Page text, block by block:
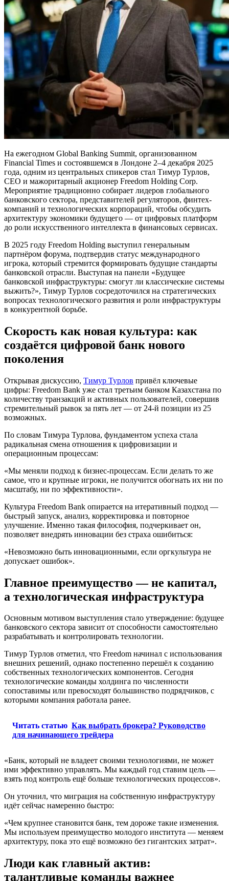
На ежегодном Global Banking Summit, организованном
Financial Times и состоявшемся в Лондоне 2–4 декабря 2025
года, одним из центральных спикеров стал Тимур Турлов,
CEO и мажоритарный акционер Freedom Holding Corp.
Мероприятие традиционно собирает лидеров глобального
банковского сектора, представителей регуляторов, финтех-
компаний и технологических корпораций, чтобы обсудить
архитектуру экономики будущего — от цифровых платформ
до роли искусственного интеллекта в финансовых сервисах.
В 2025 году Freedom Holding выступил генеральным
партнёром форума, подтвердив статус международного
игрока, который стремится формировать будущие стандарты
банковской отрасли. Выступая на панели «Будущее
банковской инфраструктуры: смогут ли классические системы
выжить?», Тимур Турлов сосредоточился на стратегических
вопросах технологического развития и роли инфраструктуры
в конкурентной борьбе.
Скорость как новая культура: как
создаётся цифровой банк нового
поколения
Открывая дискуссию, Тимур Турлов привёл ключевые
цифры: Freedom Bank уже стал третьим банком Казахстана по
количеству транзакций и активных пользователей, совершив
стремительный рывок за пять лет — от 24-й позиции из 25
возможных.
По словам Тимура Турлова, фундаментом успеха стала
радикальная смена отношения к цифровизации и
операционным процессам:
«Мы меняли подход к бизнес-процессам. Если делать то же
самое, что и крупные игроки, не получится обогнать их ни по
масштабу, ни по эффективности».
Культура Freedom Bank опирается на итеративный подход —
быстрый запуск, анализ, корректировка и повторное
улучшение. Именно такая философия, подчеркивает он,
позволяет внедрять инновации без страха ошибиться:
«Невозможно быть инновационными, если оргкультура не
допускает ошибок».
Главное преимущество — не капитал,
а технологическая инфраструктура
Основным мотивом выступления стало утверждение: будущее
банковского сектора зависит от способности самостоятельно
разрабатывать и контролировать технологии.
Тимур Турлов отметил, что Freedom начинал с использования
внешних решений, однако постепенно перешёл к созданию
собственных технологических компонентов. Сегодня
технологические команды холдинга по численности
сопоставимы или превосходят большинство подрядчиков, с
которыми компания работала ранее.
Читать статью Как выбрать брокера? Руководство
для начинающего трейдера
«Банк, который не владеет своими технологиями, не может
ими эффективно управлять. Мы каждый год ставим цель —
взять под контроль ещё больше технологических процессов».
Он уточнил, что миграция на собственную инфраструктуру
идёт сейчас намеренно быстро:
«Чем крупнее становится банк, тем дороже такие изменения.
Мы используем преимущество молодого института — меняем
архитектуру, пока это ещё возможно без гигантских затрат».
Люди как главный актив:
талантливые команды важнее